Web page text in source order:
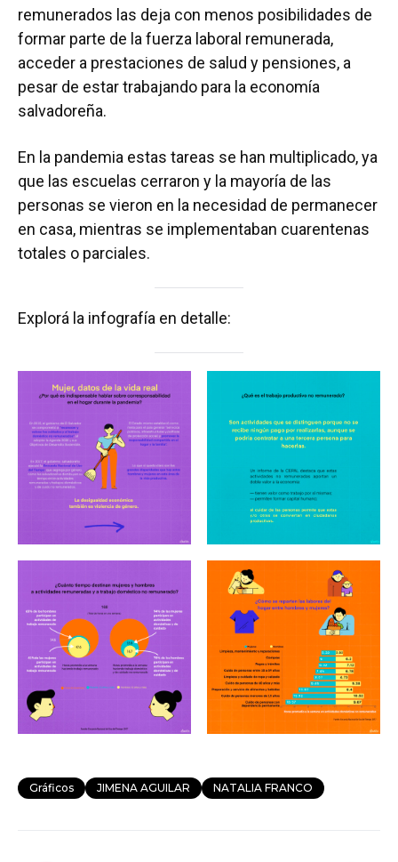
remunerados las deja con menos posibilidades de
formar parte de la fuerza laboral remunerada,
acceder a prestaciones de salud y pensiones, a
pesar de estar trabajando para la economía
salvadoreña.
En la pandemia estas tareas se han multiplicado, ya
que las escuelas cerraron y la mayoría de las
personas se vieron en la necesidad de permanecer
en casa, mientras se implementaban cuarentenas
totales o parciales.
Explorá la infografía en detalle:
Gráficos JIMENA AGUILAR NATALIA FRANCO